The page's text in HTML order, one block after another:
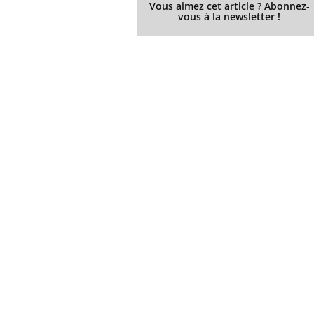
Vous aimez cet article ? Abonnez-
vous à la newsletter !